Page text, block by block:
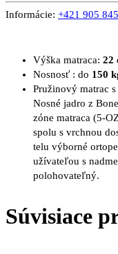
Informácie: +421 905
Výška matraca: 22
Nosnosť : do 150
Pružinový matrac
Nosné jadro z
zóne matraca (5-
spolu s vrchnou
telu výborné
užívateľou s
polohovateľný.
Súvisiace